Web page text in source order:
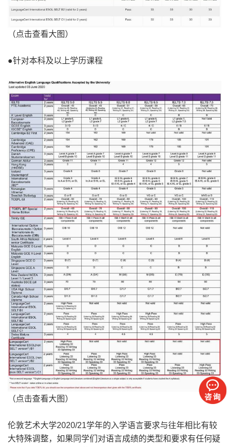
（点击查看大图）
●针对本科及以上学历课程
（点击查看大图）
伦敦艺术大学2020/21学年的入学语言要求与往年相比有较
大特殊调整，如果同学们对语言成绩的类型和要求有任何疑